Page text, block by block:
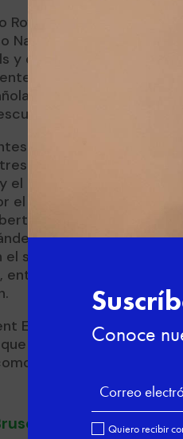
Royo fue, una vez más,
Nacional de Escuelas
y que se desarrolla bajo
con el objetivo de
En esta ocasión
de cocina de
de cocina
elaboraciones
el producto
el propio Caldentey, y
Miquel Calent,
Andreu Genestra,
sumiller Pedro Ripoll,
entre muchos otros
Escola Professional
ha derrochado en
Técnico de Cocina.
para conocer el